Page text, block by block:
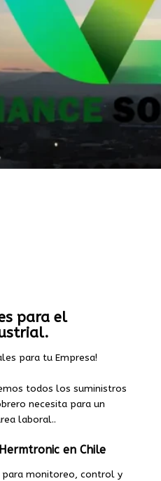
para el
para tu Empresa!
todos los suministros
necesita para un
laboral..
en Chile
monitoreo, control y